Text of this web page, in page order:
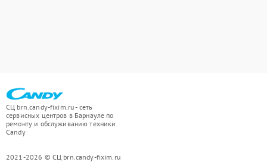
СЦ brn.candy-fixim.ru - сеть
сервисных центров в Барнауле по
ремонту и обслуживанию техники
Candy
2021-2026 © СЦ brn.candy-fixim.ru